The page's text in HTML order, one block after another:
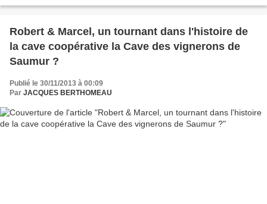
Robert & Marcel, un tournant dans l'histoire de
la cave coopérative la Cave des vignerons de
Saumur ?
Publié le 30/11/2013 à 00:09
Par JACQUES BERTHOMEAU